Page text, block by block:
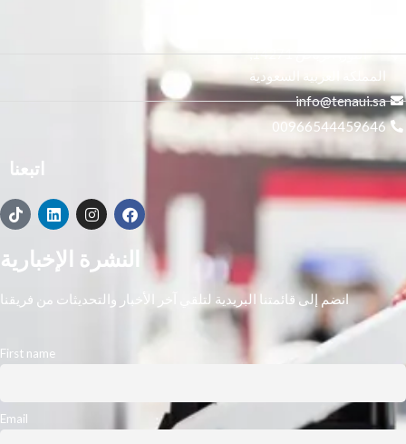
النور, الرياض 14271,
المملكة العربية السعودية
info@tenaui.sa
00966544459646
اتبعنا
النشرة الإخبارية
انضم إلى قائمتنا البريدية لتلقي آخر الأخبار والتحديثات من فريقنا
First name
Email